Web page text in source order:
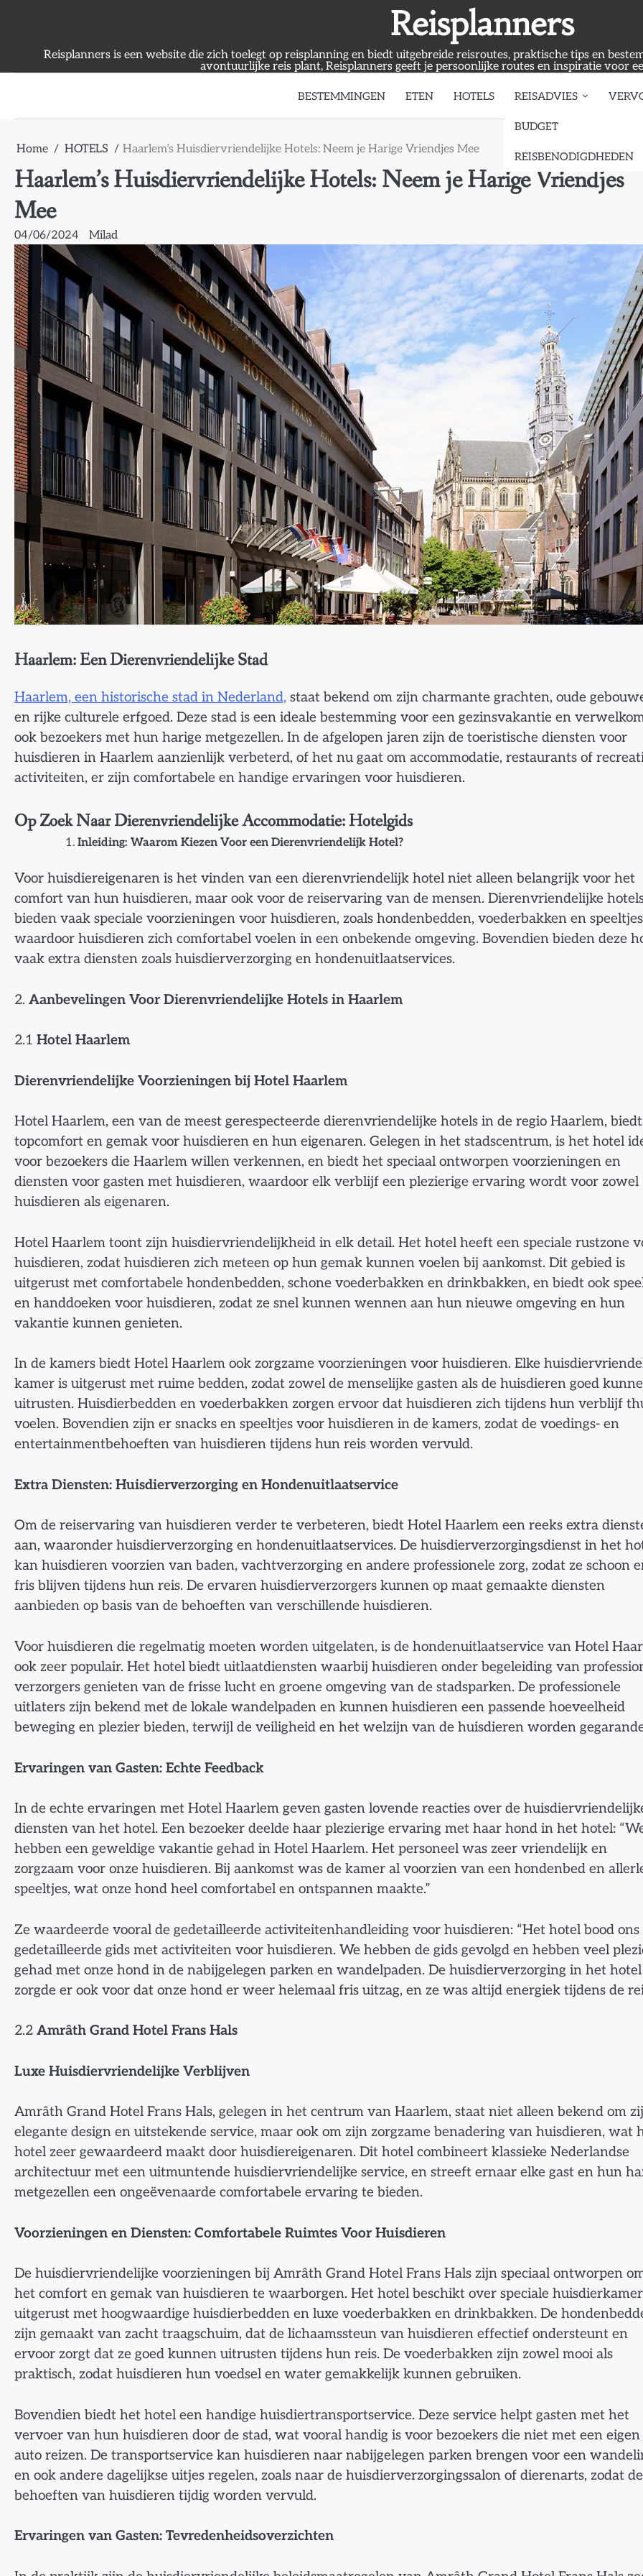
Reisplanners
Reisplanners is een website die zich toelegt op reisplanning en biedt uitgebreide reisroutes, praktische tips en
avontuurlijke reis plant, Reisplanners geeft je persoonlijke routes en inspiratie voor
BESTEMMINGEN ETEN HOTELS REISADVIES
BUDGET
REISBENODIGDHEDEN
Home HOTELS Haarlem’s Huisdiervriendelijke Hotels: Neem je Harige Vriendjes Mee
Haarlem’s Huisdiervriendelijke Hotels: Neem je Harige Vriendjes
Mee
04/06/2024 Milad
Haarlem: Een Dierenvriendelijke Stad
Haarlem, een historische stad in Nederland, staat bekend om zijn charmante grachten, oude
en rijke culturele erfgoed. Deze stad is een ideale bestemming voor een gezinsvakantie en
ook bezoekers met hun harige metgezellen. In de afgelopen jaren zijn de toeristische diensten voor
huisdieren in Haarlem aanzienlijk verbeterd, of het nu gaat om accommodatie, restaurants of
activiteiten, er zijn comfortabele en handige ervaringen voor huisdieren.
Op Zoek Naar Dierenvriendelijke Accommodatie: Hotelgids
Inleiding: Waarom Kiezen Voor een Dierenvriendelijk Hotel?
Voor huisdiereigenaren is het vinden van een dierenvriendelijk hotel niet alleen belangrijk voor het
comfort van hun huisdieren, maar ook voor de reiservaring van de mensen. Dierenvriendelijke
bieden vaak speciale voorzieningen voor huisdieren, zoals hondenbedden, voederbakken en
waardoor huisdieren zich comfortabel voelen in een onbekende omgeving. Bovendien bieden deze
vaak extra diensten zoals huisdierverzorging en hondenuitlaatservices.
2. Aanbevelingen Voor Dierenvriendelijke Hotels in Haarlem
2.1 Hotel Haarlem
Dierenvriendelijke Voorzieningen bij Hotel Haarlem
Hotel Haarlem, een van de meest gerespecteerde dierenvriendelijke hotels in de regio Haarlem, biedt
topcomfort en gemak voor huisdieren en hun eigenaren. Gelegen in het stadscentrum, is het hotel
voor bezoekers die Haarlem willen verkennen, en biedt het speciaal ontworpen voorzieningen en
diensten voor gasten met huisdieren, waardoor elk verblijf een plezierige ervaring wordt voor zowel
huisdieren als eigenaren.
Hotel Haarlem toont zijn huisdiervriendelijkheid in elk detail. Het hotel heeft een speciale rustzone
huisdieren, zodat huisdieren zich meteen op hun gemak kunnen voelen bij aankomst. Dit gebied is
uitgerust met comfortabele hondenbedden, schone voederbakken en drinkbakken, en biedt ook
en handdoeken voor huisdieren, zodat ze snel kunnen wennen aan hun nieuwe omgeving en hun
vakantie kunnen genieten.
In de kamers biedt Hotel Haarlem ook zorgzame voorzieningen voor huisdieren. Elke
kamer is uitgerust met ruime bedden, zodat zowel de menselijke gasten als de huisdieren goed
uitrusten. Huisdierbedden en voederbakken zorgen ervoor dat huisdieren zich tijdens hun verblijf
voelen. Bovendien zijn er snacks en speeltjes voor huisdieren in de kamers, zodat de voedings- en
entertainmentbehoeften van huisdieren tijdens hun reis worden vervuld.
Extra Diensten: Huisdierverzorging en Hondenuitlaatservice
Om de reiservaring van huisdieren verder te verbeteren, biedt Hotel Haarlem een reeks extra
aan, waaronder huisdierverzorging en hondenuitlaatservices. De huisdierverzorgingsdienst in het
kan huisdieren voorzien van baden, vachtverzorging en andere professionele zorg, zodat ze schoon
fris blijven tijdens hun reis. De ervaren huisdierverzorgers kunnen op maat gemaakte diensten
aanbieden op basis van de behoeften van verschillende huisdieren.
Voor huisdieren die regelmatig moeten worden uitgelaten, is de hondenuitlaatservice van Hotel
ook zeer populair. Het hotel biedt uitlaatdiensten waarbij huisdieren onder begeleiding van
verzorgers genieten van de frisse lucht en groene omgeving van de stadsparken. De professionele
uitlaters zijn bekend met de lokale wandelpaden en kunnen huisdieren een passende hoeveelheid
beweging en plezier bieden, terwijl de veiligheid en het welzijn van de huisdieren worden
Ervaringen van Gasten: Echte Feedback
In de echte ervaringen met Hotel Haarlem geven gasten lovende reacties over de
diensten van het hotel. Een bezoeker deelde haar plezierige ervaring met haar hond in het hotel:
hebben een geweldige vakantie gehad in Hotel Haarlem. Het personeel was zeer vriendelijk en
zorgzaam voor onze huisdieren. Bij aankomst was de kamer al voorzien van een hondenbed en
speeltjes, wat onze hond heel comfortabel en ontspannen maakte.”
Ze waardeerde vooral de gedetailleerde activiteitenhandleiding voor huisdieren: “Het hotel bood ons
gedetailleerde gids met activiteiten voor huisdieren. We hebben de gids gevolgd en hebben veel
gehad met onze hond in de nabijgelegen parken en wandelpaden. De huisdierverzorging in het hotel
zorgde er ook voor dat onze hond er weer helemaal fris uitzag, en ze was altijd energiek tijdens de
2.2 Amrâth Grand Hotel Frans Hals
Luxe Huisdiervriendelijke Verblijven
Amrâth Grand Hotel Frans Hals, gelegen in het centrum van Haarlem, staat niet alleen bekend om
elegante design en uitstekende service, maar ook om zijn zorgzame benadering van huisdieren, wat
hotel zeer gewaardeerd maakt door huisdiereigenaren. Dit hotel combineert klassieke Nederlandse
architectuur met een uitmuntende huisdiervriendelijke service, en streeft ernaar elke gast en hun
metgezellen een ongeëvenaarde comfortabele ervaring te bieden.
Voorzieningen en Diensten: Comfortabele Ruimtes Voor Huisdieren
De huisdiervriendelijke voorzieningen bij Amrâth Grand Hotel Frans Hals zijn speciaal ontworpen
het comfort en gemak van huisdieren te waarborgen. Het hotel beschikt over speciale
uitgerust met hoogwaardige huisdierbedden en luxe voederbakken en drinkbakken. De
zijn gemaakt van zacht traagschuim, dat de lichaamssteun van huisdieren effectief ondersteunt en
ervoor zorgt dat ze goed kunnen uitrusten tijdens hun reis. De voederbakken zijn zowel mooi als
praktisch, zodat huisdieren hun voedsel en water gemakkelijk kunnen gebruiken.
Bovendien biedt het hotel een handige huisdiertransportservice. Deze service helpt gasten met het
vervoer van hun huisdieren door de stad, wat vooral handig is voor bezoekers die niet met een eigen
auto reizen. De transportservice kan huisdieren naar nabijgelegen parken brengen voor een
en ook andere dagelijkse uitjes regelen, zoals naar de huisdierverzorgingssalon of dierenarts, zodat de
behoeften van huisdieren tijdig worden vervuld.
Ervaringen van Gasten: Tevredenheidsoverzichten